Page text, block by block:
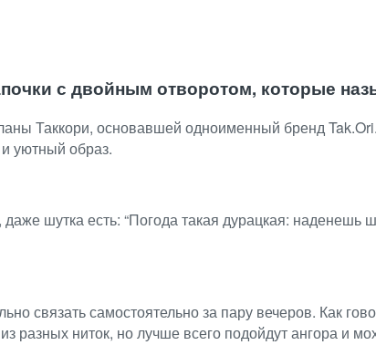
с двойным отворотом, которые
Таккори, основавшей одноименный бренд
уютный образ.
шутка есть: “Погода такая дурацкая:
связать самостоятельно за пару вечеров. Как
разных ниток, но лучше всего подойдут ангора и